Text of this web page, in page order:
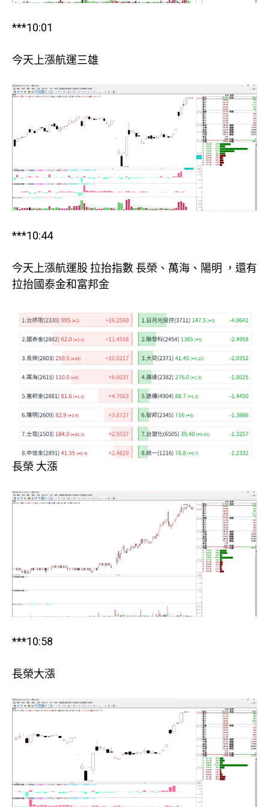
***10:01
今天上漲航運三雄
***10:44
今天上漲航運股 拉抬指數 長榮、萬海、陽明 ，還有
拉抬國泰金和富邦金
長榮 大漲
***10:58
長榮大漲